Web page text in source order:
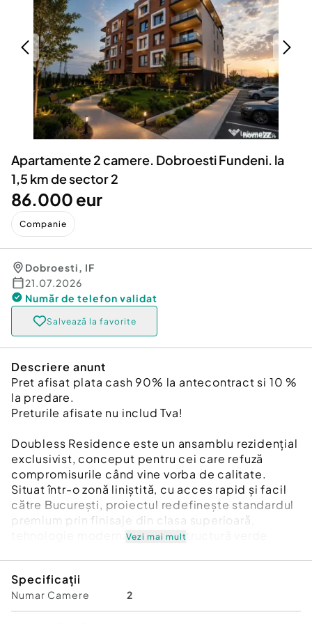
Servicii
Animale de companie
Afaceri și echipamente profesionale
Inchiriere Bunuri si Vehicule
Utilaje agricole si industriale
Piese auto si accesorii
Dacia Duster
Apartamente 2 camere. Dobroesti Fundeni. la
1,5 km de sector 2
86.000 eur
Companie
Dobroesti, IF
21.07.2026
Număr de telefon validat
Salvează la favorite
Descriere anunt
Pret afisat plata cash 90% la antecontract si 10 %
la predare.
Preturile afisate nu includ Tva!
Doubless Residence este un ansamblu rezidențial
exclusivist, conceput pentru cei care refuză
compromisurile când vine vorba de calitate.
Situat într-o zonă liniștită, cu acces rapid și facil
către București, proiectul redefinește standardul
premium prin finisaje din clasa superioară,
tehnologie modernă și o infrastructură verde
Fiecare detaliu din Doubless Residence a fost
gândit pentru a reflecta rafinament și durabilitate:
Arhitectură și elemente naturale: Balcoane
Vezi mai mult
Specificații
Numar Camere 2